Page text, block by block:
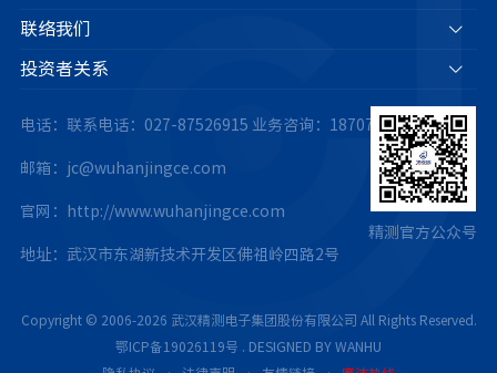
联络我们
投资者关系
电话：联系电话：027-87526915 业务咨询：18707175063
邮箱：jc@wuhanjingce.com
官网：http://www.wuhanjingce.com
地址：武汉市东湖新技术开发区佛祖岭四路2号
精测官方公众号
Copyright © 2006-2026 武汉精测电子集团股份有限公司 All Rights Reserved.
鄂ICP备19026119号 . DESIGNED BY WANHU